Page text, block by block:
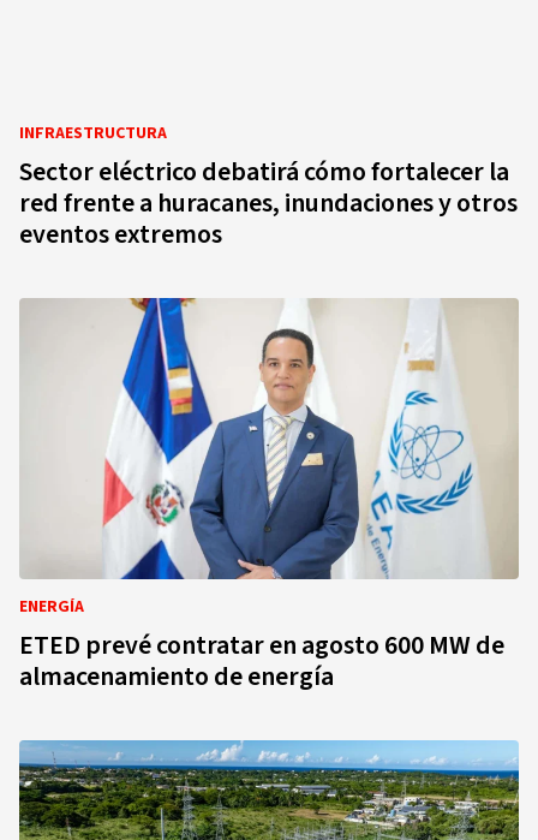
INFRAESTRUCTURA
Sector eléctrico debatirá cómo fortalecer la
red frente a huracanes, inundaciones y otros
eventos extremos
ENERGÍA
ETED prevé contratar en agosto 600 MW de
almacenamiento de energía